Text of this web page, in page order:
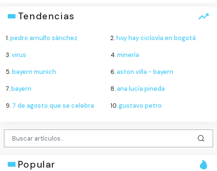
Tendencias
1.pedro arnulfo sánchez 2.hoy hay ciclovía en bogotá
3.virus 4.minería
5.bayern munich 6.aston villa - bayern
7.bayern 8.ana lucía pineda
9. 7 de agosto que se celebra 10.gustavo petro
Popular